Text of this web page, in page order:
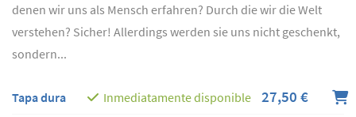
denen wir uns als Mensch erfahren? Durch die wir die Welt
verstehen? Sicher! Allerdings werden sie uns nicht geschenkt,
sondern...
Tapa dura Inmediatamente disponible 27,50 €